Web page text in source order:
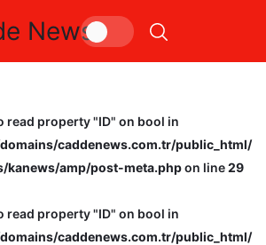
Newsçekiçle
read property "ID" on bool in
caddenews.com.tr/public_html/
kanews/amp/post-meta.phpon line29
read property "ID" on bool in
caddenews.com.tr/public_html/